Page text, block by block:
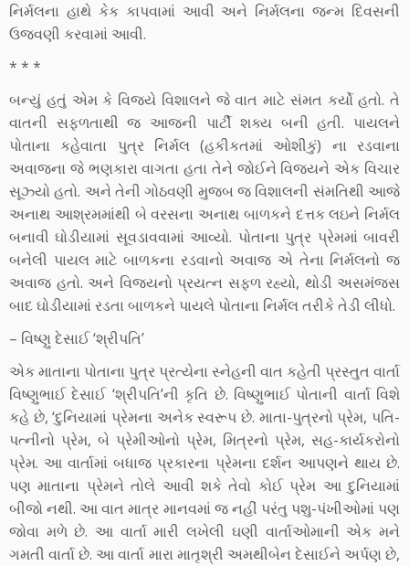
નિર્મલના હાથે કેક કાપવામાં આવી અને નિર્મલના જન્મ દિવસની
ઉજવણી કરવામાં આવી.
* * *
બન્યું હતું એમ કે વિજયે વિશાલને જે વાત માટે સંમત કર્યો હતો. તે
વાતની સફળતાથી જ આજની પાર્ટી શક્ય બની હતી. પાયલને
પોતાના કહેવાતા પુત્ર નિર્મલ (હકીકતમાં ઓશીકું) ના રડવાના
અવાજના જે ભણકારા વાગતા હતા તેને જોઈને વિજયને એક વિચાર
સૂઝ્યો હતો. અને તેની ગોઠવણી મુજબ જ વિશાલની સંમતિથી આજે
અનાથ આશ્રમમાંથી બે વરસના અનાથ બાળકને દત્તક લઇને નિર્મલ
બનાવી ઘોડીયામાં સૂવડાવવામાં આવ્યો. પોતાના પુત્ર પ્રેમમાં બાવરી
બનેલી પાયલ માટે બાળકના રડવાનો અવાજ એ તેના નિર્મલનો જ
અવાજ હતો. અને વિજયનો પ્રયત્ન સફળ રહ્યો, થોડી અસમંજસ
બાદ ઘોડીયામાં રડતા બાળકને પાયલે પોતાના નિર્મલ તરીકે તેડી લીધો.
– વિષ્ણુ દેસાઈ ‘શ્રીપતિ’
એક માતાના પોતાના પુત્ર પ્રત્યેના સ્નેહની વાત કહેતી પ્રસ્તુત વાર્તા
વિષ્ણુભાઈ દેસાઈ ‘શ્રીપતિ’ની કૃતિ છે. વિષ્ણુભાઈ પોતાની વાર્તા વિશે
કહે છે, ‘દુનિયામાં પ્રેમના અનેક સ્વરૂપ છે. માતા-પુત્રનો પ્રેમ, પતિ-
પત્નીનો પ્રેમ, બે પ્રેમીઓનો પ્રેમ, મિત્રનો પ્રેમ, સહ-કાર્યકરોનો
પ્રેમ. આ વાર્તામાં બધાજ પ્રકારના પ્રેમના દર્શન આપણને થાય છે.
પણ માતાના પ્રેમને તોલે આવી શકે તેવો કોઈ પ્રેમ આ દુનિયામાં
બીજો નથી. આ વાત માત્ર માનવમાં જ નહીં પરંતુ પશુ-પંખીઓમાં પણ
જોવા મળે છે. આ વાર્તા મારી લખેલી ઘણી વાર્તાઓમાની એક મને
ગમતી વાર્તા છે. આ વાર્તા મારા માતૃશ્રી અમથીબેન દેસાઈને અર્પણ છે,